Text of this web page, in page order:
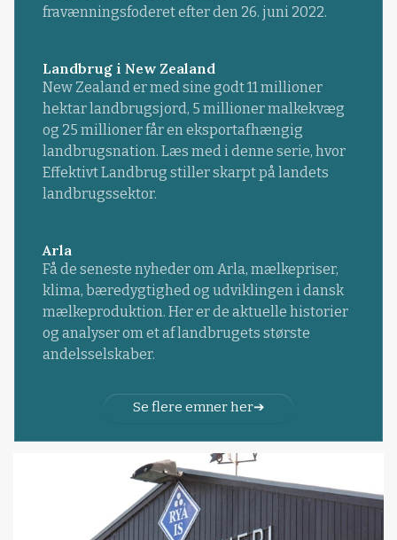
fravænningsfoderet efter den 26. juni 2022.
Landbrug i New Zealand
New Zealand er med sine godt 11 millioner
hektar landbrugsjord, 5 millioner malkekvæg
og 25 millioner får en eksportafhængig
landbrugsnation. Læs med i denne serie, hvor
Effektivt Landbrug stiller skarpt på landets
landbrugssektor.
Arla
Få de seneste nyheder om Arla, mælkepriser,
klima, bæredygtighed og udviklingen i dansk
mælkeproduktion. Her er de aktuelle historier
og analyser om et af landbrugets største
andelsselskaber.
Se flere emner her